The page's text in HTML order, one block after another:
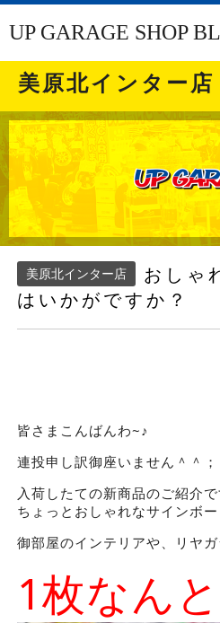
UP GARAGE SHOP
美原北インター店
美原北インター店
おしゃ
はいかがですか？
皆さまこんばんわ~♪
連投申し訳御座いません＾＾；
入荷したての新商品のご紹介で
ちょっとおしゃれなサインボ
御部屋のインテリアや、リヤガ
1枚なん